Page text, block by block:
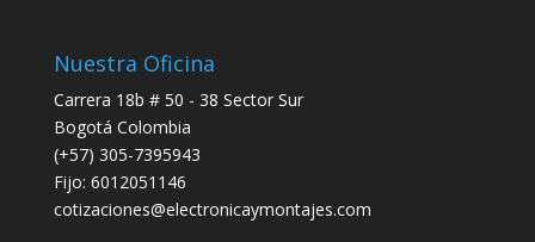
Nuestra Oficina
Carrera 18b # 50 - 38 Sector Sur
Bogotá Colombia
(+57) 305-7395943
Fijo: 6012051146
cotizaciones@electronicaymontajes.com